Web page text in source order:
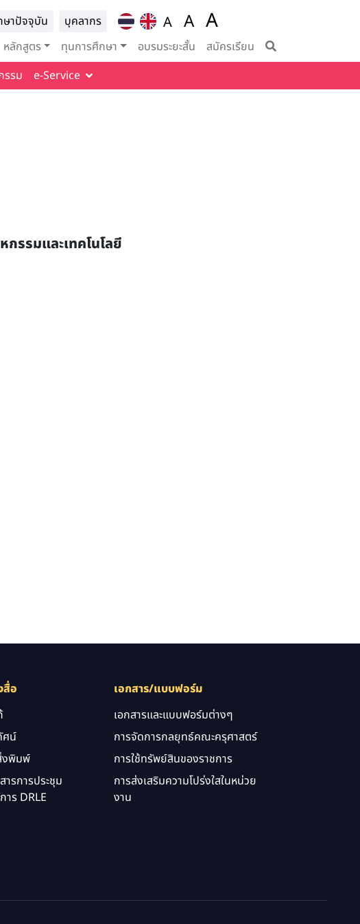
for
าปัจจุบัน บุคลากร
A
Set font size to 100%
A
Set font size to 125%
A
Set font size to
navigation
หลักสูตร ทุนการศึกษา อบรมระยะสั้น
สมัครเรียน
รม e-Service
รรมและเทคโนโลยี
สื่อ
ศน์
งพิมพ์
ารการประชุม
าร DRLE
เอกสาร/แบบฟอร์ม
เอกสารและแบบฟอร์มต่างๆ
การจัดการกลยุทธ์คณะครุศาสตร์
การใช้ทรัพย์สินของราชการ
การส่งเสริมความโปร่งใสในหน่วย
งาน